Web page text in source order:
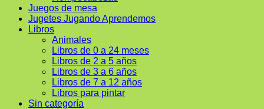
Juegos de mesa
Jugetes Jugando Aprendemos
Libros
Animales
Libros de 0 a 24 meses
Libros de 2 a 5 años
Libros de 3 a 6 años
Libros de 7 a 12 años
Libros para pintar
Sin categoría